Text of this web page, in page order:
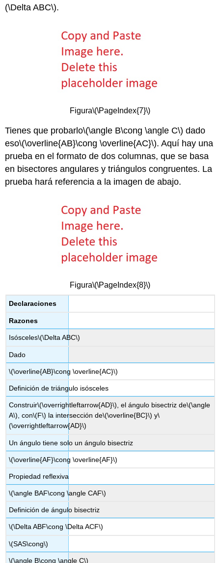
(\Delta ABC\).
Figura\(\PageIndex{7}\)
Tienes que probarlo\(\angle B\cong \angle C\) dado
eso\(\overline{AB}\cong \overline{AC}\). Aquí hay una
prueba en el formato de dos columnas, que se basa
en bisectores angulares y triángulos congruentes. La
prueba hará referencia a la imagen de abajo.
Figura\(\PageIndex{8}\)
Declaraciones
Razones
Isósceles\(\Delta ABC\)
Dado
\(\overline{AB}\cong \overline{AC}\)
Definición de triángulo isósceles
Construir\(\overrightleftarrow{AD}\) , el ángulo bisectriz de\(\angle
A\) , con\(F\) la intersección de\(\overline{BC}\) y\
(\overrightleftarrow{AD}\)
Un ángulo tiene solo un ángulo bisectriz
\(\overline{AF}\cong \overline{AF}\)
Propiedad reflexiva
\(\angle BAF\cong \angle CAF\)
Definición de ángulo bisectriz
\(\Delta ABF\cong \Delta ACF\)
\(SAS\cong\)
\(\angle B\cong \angle C\)